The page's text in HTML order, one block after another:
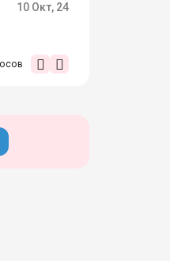
10 Окт, 24